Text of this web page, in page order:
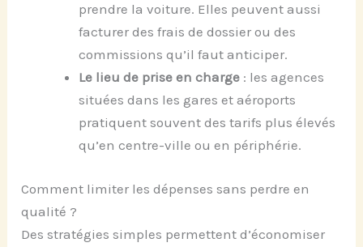
prendre la voiture. Elles peuvent aussi
facturer des frais de dossier ou des
commissions qu’il faut anticiper.
Le lieu de prise en charge : les agences
situées dans les gares et aéroports
pratiquent souvent des tarifs plus élevés
qu’en centre-ville ou en périphérie.
Comment limiter les dépenses sans perdre en
qualité ?
Des stratégies simples permettent d’économiser